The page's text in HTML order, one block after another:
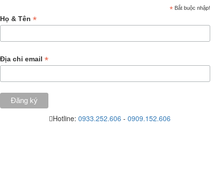
* Bắt buộc nhập!
Họ & Tên *
Địa chỉ email *
Hotline: 0933.252.606 - 0909.152.606